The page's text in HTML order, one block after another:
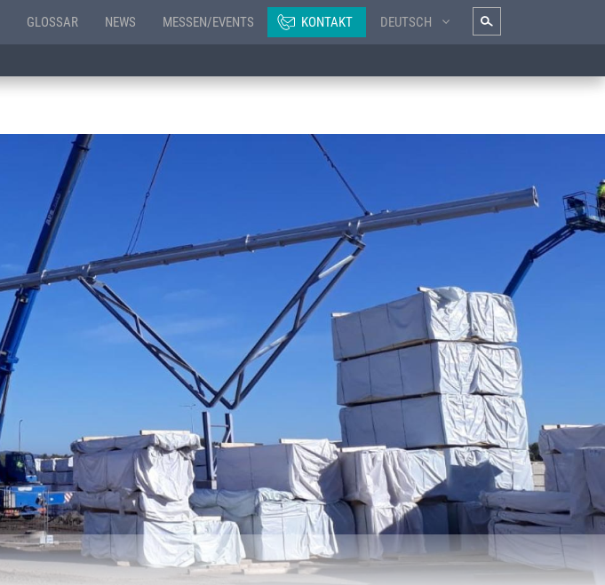
GLOSSAR NEWS MESSEN/EVENTS KONTAKT DEUTSCH